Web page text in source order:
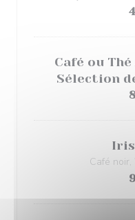
Café ou
Sélection
Café